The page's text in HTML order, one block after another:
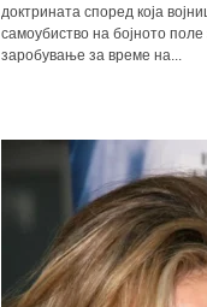
доктрината според која
самоубиство на бојното поле
заробување за време на...